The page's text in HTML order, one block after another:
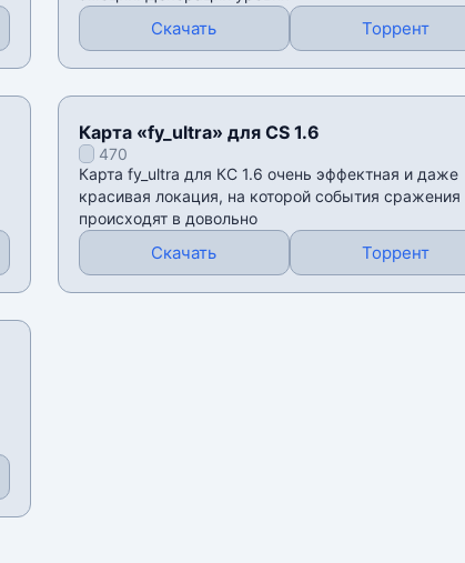
Скачать Торрент
Карта «fy_ultra» для CS 1.6
470
Карта fy_ultra для КС 1.6 очень эффектная и даже
красивая локация, на которой события сражения
происходят в довольно
Скачать Торрент